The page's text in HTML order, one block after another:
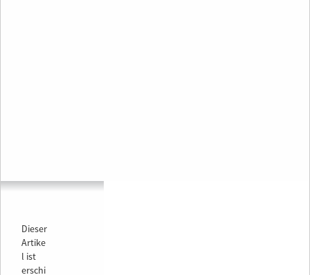
Dieser
Artike
l ist
erschi